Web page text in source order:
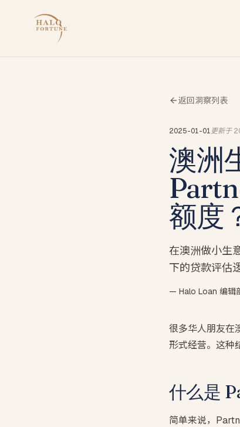
返回洞察列表
2025-01-01更新于
澳洲
额度
在澳洲做小生
下的贷款评估
— Halo Loan 编辑
很多华人朋友在
形式经营。这种
什么是
简单来说，